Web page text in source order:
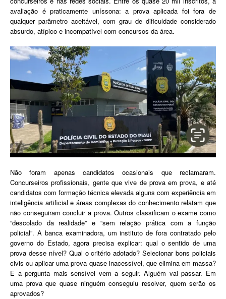
avaliação é praticamente uníssona: a prova aplicada foi fora de
qualquer parâmetro aceitável, com grau de dificuldade considerado
absurdo, atípico e incompatível com concursos da área.
Não foram apenas candidatos ocasionais que reclamaram.
Concurseiros profissionais, gente que vive de prova em prova, e até
candidatos com formação técnica elevada alguns com experiência em
inteligência artificial e áreas complexas do conhecimento relatam que
não conseguiram concluir a prova. Outros classificam o exame como
“descolado da realidade” e “sem relação prática com a função
policial”. A banca examinadora, um instituto de fora contratado pelo
governo do Estado, agora precisa explicar: qual o sentido de uma
prova desse nível? Qual o critério adotado? Selecionar bons policiais
civis ou aplicar uma prova quase inacessível, que elimina em massa?
E a pergunta mais sensível vem a seguir. Alguém vai passar. Em
uma prova que quase ninguém conseguiu resolver, quem serão os
aprovados?